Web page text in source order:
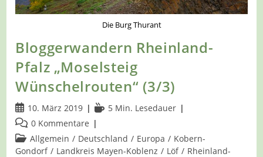
Die Burg Thurant
Bloggerwandern Rheinland-
Pfalz „Moselsteig
Wünschelrouten“ (3/3)
Beitrag
veröffentlicht:
10. März 2019 Lesedauer:
5 Min. Lesedauer
Beitrags-
Kommentare:
0 Kommentare
Beitrags-
Kategorie:
Allgemein / Deutschland / Europa / Kobern-
Gondorf / Landkreis Mayen-Koblenz / Löf / Rheinland-